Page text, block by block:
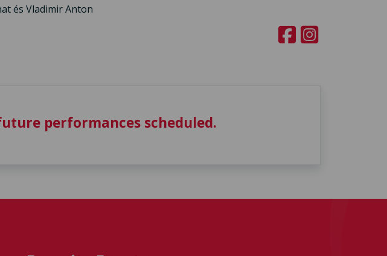
és Vladimir Anton
performances scheduled.